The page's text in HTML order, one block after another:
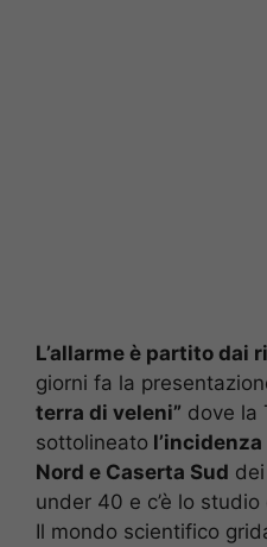
L’allarme è partito dai
giorni fa la
terra di veleni” dove la
sottolineato
Nord e Caserta Sud
under 40 e c’è lo
Il mondo scientifico